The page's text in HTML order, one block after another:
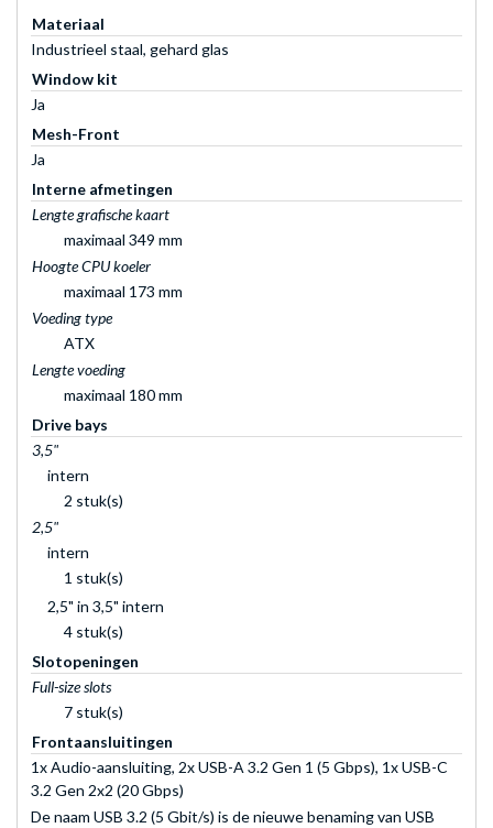
Materiaal
Industrieel staal, gehard glas
Window kit
Ja
Mesh-Front
Ja
Interne afmetingen
Lengte grafische kaart
maximaal 349 mm
Hoogte CPU koeler
maximaal 173 mm
Voeding type
ATX
Lengte voeding
maximaal 180 mm
Drive bays
3,5"
intern
2 stuk(s)
2,5"
intern
1 stuk(s)
2,5" in 3,5" intern
4 stuk(s)
Slotopeningen
Full-size slots
7 stuk(s)
Frontaansluitingen
1x Audio-aansluiting, 2x USB-A 3.2 Gen 1 (5 Gbps), 1x USB-C
3.2 Gen 2x2 (20 Gbps)
De naam USB 3.2 (5 Gbit/s) is de nieuwe benaming van USB